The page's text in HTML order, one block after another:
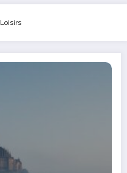
Loisirs